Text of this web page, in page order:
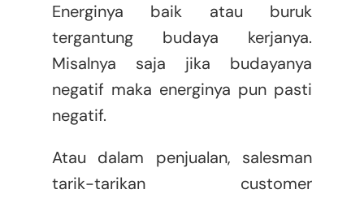
Energinya baik atau buruk
tergantung budaya kerjanya.
Misalnya saja jika budayanya
negatif maka energinya pun pasti
negatif.
Atau dalam penjualan, salesman
tarik-tarikan customer